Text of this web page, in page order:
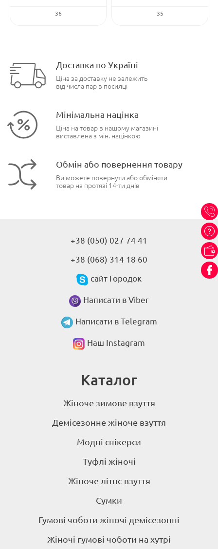
36 35
Доставка по Україні
Ціна за доставку не залежить
від числа пар в посилці
Мінімальна націнка
Ціна на товар в нашому магазині
виставлена з мін. націнкою
Обмін або повернення товару
Ви можете повернути або обміняти
товар на протязі 14-ти днів
+38 (050) 027 74 41
+38 (068) 314 18 60
сайт Городок
Написати в Viber
Написати в Telegram
Наш Instagram
Каталог
Жіноче зимове взуття
Демісезонне жіноче взуття
Модні снікерси
Туфлі жіночі
Жіноче літнє взуття
Сумки
Гумові чоботи жіночі демісезонні
Жіночі гумові чоботи на хутрі